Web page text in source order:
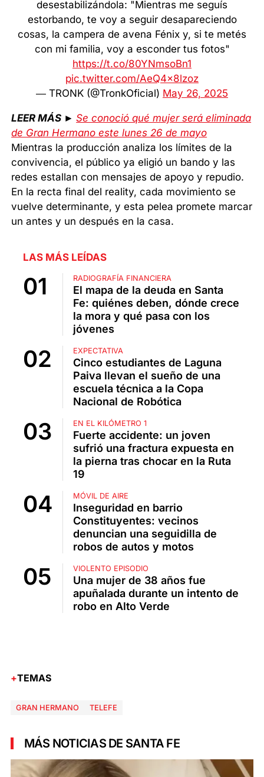
desestabilizándola: "Mientras me seguís
estorbando, te voy a seguir desapareciendo
cosas, la campera de avena Fénix y, si te metés
con mi familia, voy a esconder tus fotos"
https://t.co/80YNmsoBn1
pic.twitter.com/AeQ4x8lzoz
— TRONK (@TronkOficial) May 26, 2025
LEER MÁS ►Se conoció qué mujer será eliminada
de Gran Hermano este lunes 26 de mayo
Mientras la producción analiza los límites de la
convivencia, el público ya eligió un bando y las
redes estallan con mensajes de apoyo y repudio.
En la recta final del reality, cada movimiento se
vuelve determinante, y esta pelea promete marcar
un antes y un después en la casa.
LAS MÁS LEÍDAS
RADIOGRAFÍA FINANCIERA
El mapa de la deuda en Santa
Fe: quiénes deben, dónde crece
la mora y qué pasa con los
jóvenes
EXPECTATIVA
Cinco estudiantes de Laguna
Paiva llevan el sueño de una
escuela técnica a la Copa
Nacional de Robótica
EN EL KILÓMETRO 1
Fuerte accidente: un joven
sufrió una fractura expuesta en
la pierna tras chocar en la Ruta
19
MÓVIL DE AIRE
Inseguridad en barrio
Constituyentes: vecinos
denuncian una seguidilla de
robos de autos y motos
VIOLENTO EPISODIO
Una mujer de 38 años fue
apuñalada durante un intento de
robo en Alto Verde
TEMAS
GRAN HERMANO TELEFE
MÁS NOTICIAS DE SANTA FE